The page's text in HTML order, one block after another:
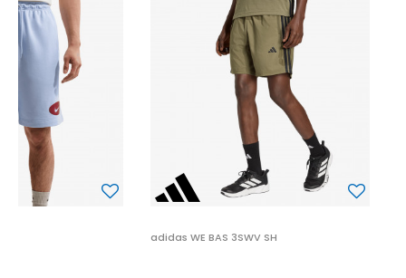
adidas WE BAS 3SWV SH